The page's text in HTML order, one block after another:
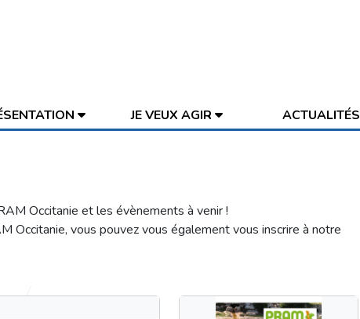
JE VEUX AGIR ACTUALITÉS
Occitanie et les évènements à venir !
Occitanie, vous pouvez vous également vous inscrire à notre